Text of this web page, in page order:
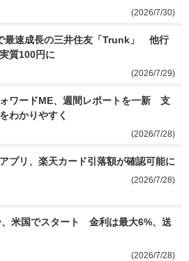
(2026/7/30)
最速成長の三井住友「Trunk」　他行
質100円に
(2026/7/29)
ワードME、週間レポートを一新　支
わかりやすく
(2026/7/28)
プリ、楽天カード引落額が確認可能に
(2026/7/28)
米国でスタート　金利は最大6%、送
(2026/7/28)